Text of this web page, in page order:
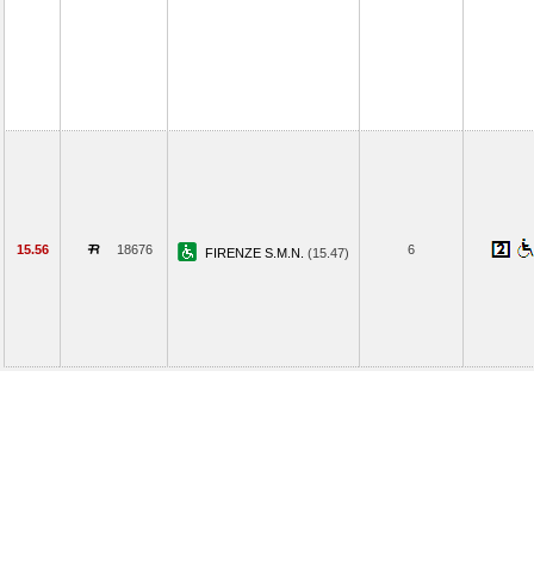
15.56 18676 FIRENZE S.M.N. (15.47) 6